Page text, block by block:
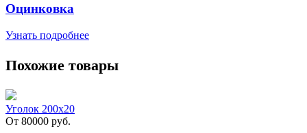
Оцинковка
Узнать подробнее
Похожие товары
Уголок 200х20
От 80000 руб.